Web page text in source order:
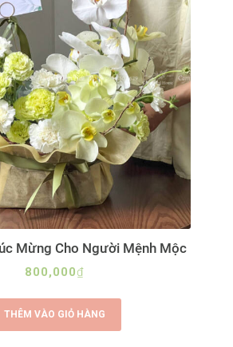
Mừng Cho Người Mệnh Mộc
800,000₫
THÊM VÀO GIỎ HÀNG